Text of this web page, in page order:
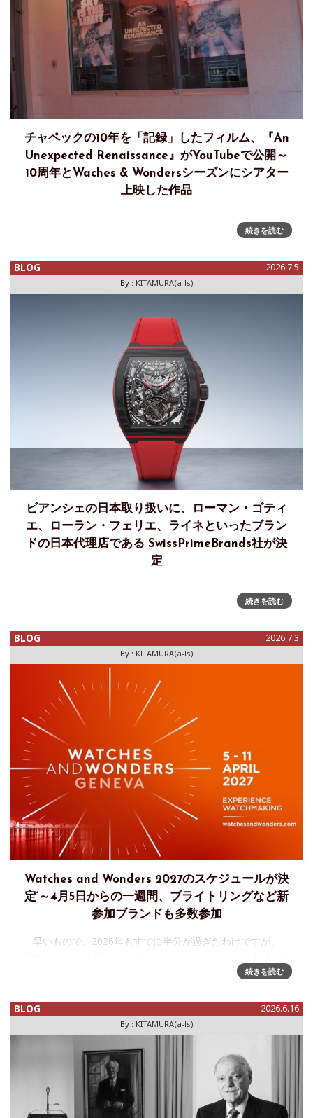
チャペックの10年を「記録」したフィルム、『An
Unexpected Renaissance』がYouTubeで公開～
10周年とWaches & Wondersシーズンにシアター
上映した作品
クが、ミニシアターを使い、10年間の「記録」、『An
た。さらに今年のWatches & Wondersシー
続きを読む
BLOG 2026.7.5
By : KITAMURA(a-ls)
ビアンシェの日本取り扱いに、ローマン・ゴティ
エ、ローラン・フェリエ、ライネといったブラン
ドの日本代理店である SwissPrimeBrands社が決
定
ブランドの日本代理店である SwissPrimeBrands株式会社
ンシェ」の日本正規代理店として取扱いをスタートする。
続きを読む
BLOG 2026.7.3
By : KITAMURA(a-ls)
Watches and Wonders 2027のスケジュールが決
定‘～4月5日からの一週間、ブライトリングなど新
参加ブランドも多数参加
早いもので、2026年もすでに半分が過ぎたわけですが、
の早い「SAVE THE DATE」メールが届いております。『日程
続きを読む
BLOG 2026.6.16
By : KITAMURA(a-ls)